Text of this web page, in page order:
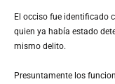
El occiso fue identificado
quien ya había estado
mismo delito.
Presuntamente los